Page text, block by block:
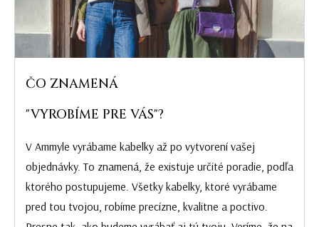
ČO ZNAMENÁ
"VYROBÍME PRE VÁS"?
V Ammyle vyrábame kabelky až po vytvorení vašej
objednávky. To znamená, že existuje určité poradie, podľa
ktorého postupujeme. Všetky kabelky, ktoré vyrábame
pred tou tvojou, robíme precízne, kvalitne a poctivo.